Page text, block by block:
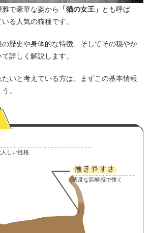
で豪華な姿から 「猫の女王」 とも呼ば
る人気の猫種です。
歴史や身体的な特徴、そしてその穏やか
詳しく解説します。
いと考えている方は、まずこの基本情報
。
人しい性格
適度な距離感で懐く